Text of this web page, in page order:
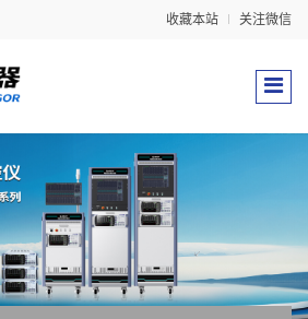
收藏本站 关注微信